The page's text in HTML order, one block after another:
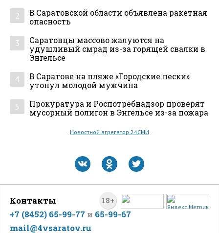
2
В Саратовской области объявлена ракетная
опасность
3
Саратовцы массово жалуются на
удушливый смрад из-за горящей свалки в
Энгельсе
4
В Саратове на пляже «Городские пески»
утонул молодой мужчина
5
Прокуратура и Роспотребнадзор проверят
мусорный полигон в Энгельсе из-за пожара
Новостной агрегатор 24СМИ
18+
Контакты
+7 (8452) 65-99-77 и 65-99-67
mail@4vsaratov.ru